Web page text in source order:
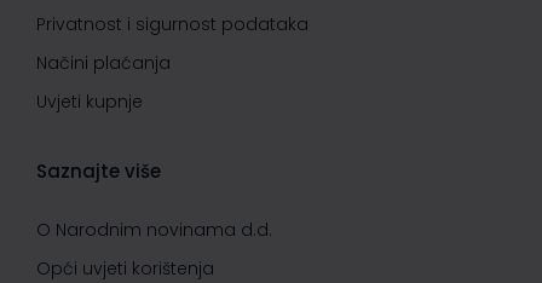
Privatnost i sigurnost podataka
Načini plaćanja
Uvjeti kupnje
Saznajte više
O Narodnim novinama d.d.
Opći uvjeti korištenja